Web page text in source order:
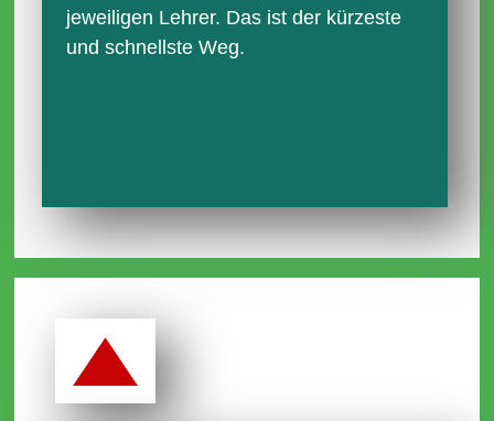
jeweiligen Lehrer. Das ist der kürzeste
und schnellste Weg.